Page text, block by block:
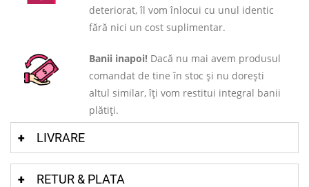
deteriorat, îl vom înlocui cu unul identic
fără nici un cost suplimentar.
Banii inapoi! Dacă nu mai avem produsul
comandat de tine în stoc și nu dorești
altul similar, îți vom restitui integral banii
plătiți.
LIVRARE
RETUR & PLATA